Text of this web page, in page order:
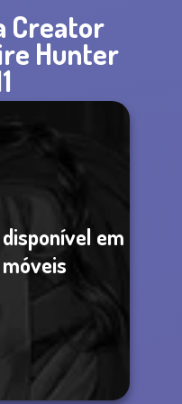
Creator
Hunter
em